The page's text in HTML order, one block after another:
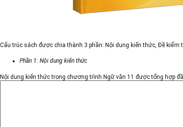
Cấu trúc sách được chia thành 3 phần: Nội dung kiến thức, Đề kiểm
Phần 1: Nội dung kiến thức
Nội dung kiến thức trong chương trình Ngữ văn 11 được tổng hợp